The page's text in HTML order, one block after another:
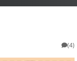
(4)